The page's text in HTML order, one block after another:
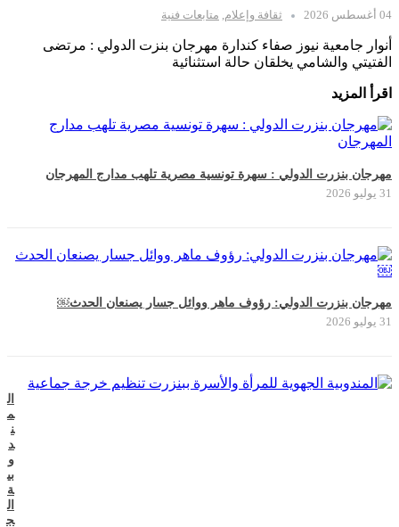
04 أغسطس 2026 ثقافة وإعلام, متابعات فنية
أنوار جامعية نيوز صفاء كندارة مهرجان بنزت الدولي : مرتضى
الفتيتي والشامي يخلقان حالة استثنائية
اقرأ المزيد
مهرجان بنزرت الدولي : سهرة تونسية مصرية تلهب مدارج المهرجان
31 يوليو 2026
مهرجان بنزرت الدولي: رؤوف ماهر ووائل جسار يصنعان الحدث￼
31 يوليو 2026
ال
م
ن
د
و
بي
ة
ال
ج